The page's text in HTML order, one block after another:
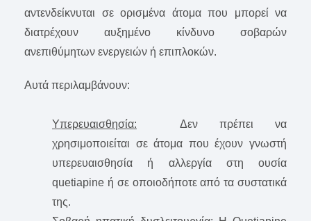
αντενδείκνυται σε ορισμένα άτομα που μπορεί να
διατρέχουν αυξημένο κίνδυνο σοβαρών
ανεπιθύμητων ενεργειών ή επιπλοκών.
Αυτά περιλαμβάνουν:
Υπερευαισθησία: Δεν πρέπει να
χρησιμοποιείται σε άτομα που έχουν γνωστή
υπερευαισθησία ή αλλεργία στη ουσία
quetiapine ή σε οποιοδήποτε από τα συστατικά
της.